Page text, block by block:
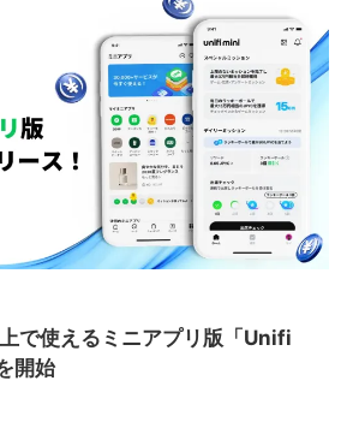
で使えるミニアプリ版「Unifi
開始